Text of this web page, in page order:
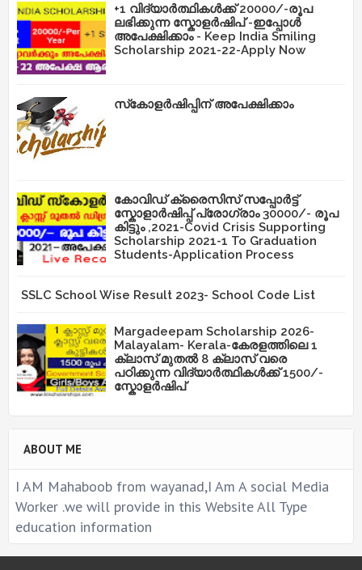
+1 വിദ്യാർത്ഥികൾക്ക് 20000/-രൂപ
ലഭിക്കുന്ന സ്കോളർഷിപ് -ഇപ്പോൾ
അപേക്ഷിക്കാം - Keep India Smiling
Scholarship 2021-22-Apply Now
സ്‌കോളർഷിപ്പിന് അപേക്ഷിക്കാം
കോവിഡ് ക്രൈസിസ് സപ്പോർട്ട്
സ്കോളാർഷിപ്പ് പ്രോഗ്രാം 30000/- രൂപ
കിട്ടും ,2021-Covid Crisis Supporting
Scholarship 2021-1 To Graduation
Students-Application Process
SSLC School Wise Result 2023- School Code List
Margadeepam Scholarship 2026-
Malayalam- Kerala-കേരളത്തിലെ 1
ക്ലാസ് മുതൽ 8 ക്ലാസ് വരെ
പഠിക്കുന്ന വിദ്യാർത്ഥികൾക്ക് 1500/-
സ്കോളർഷിപ്
ABOUT ME
I AM Mahaboob from wayanad,I Am A social Media
Worker .we will provide in this Website All Type
education information